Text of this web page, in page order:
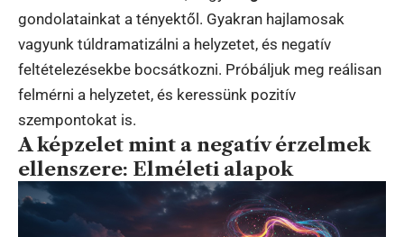
gondolatainkat a tényektől. Gyakran hajlamosak
vagyunk túldramatizálni a helyzetet, és negatív
feltételezésekbe bocsátkozni. Próbáljuk meg reálisan
felmérni a helyzetet, és keressünk pozitív
szempontokat is.
A képzelet mint a negatív érzelmek
ellenszere: Elméleti alapok